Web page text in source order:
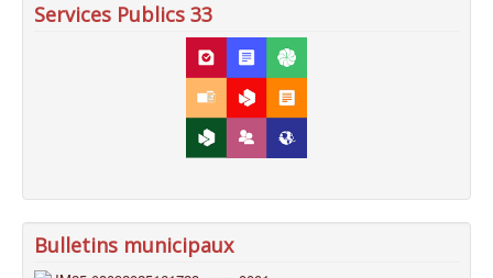
Services Publics 33
Bulletins municipaux